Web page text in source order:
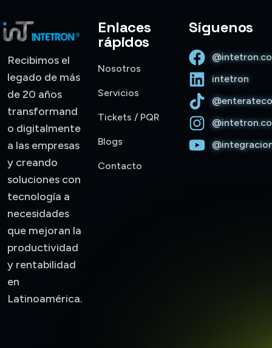
Recibimos el
legado de más
de 20 años
transformand
o digitalmente
a las empresas
y creando
soluciones con
tecnología a
necesidades
que mejoran la
productividad
y rentabilidad
en
Latinoamérica.
Enlaces
rápidos
Nosotros
Servicios
Tickets / PQR
Blogs
Contacto
Síguenos
@intetron.co
intetron
@intetron.co
Hola, soy Trinity. Gracias por escribirnos. ¿Con quién
tengo el gusto de conversar?